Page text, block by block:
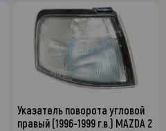
Указатель поворота угловой
правый (1996-1999 г.в.) MAZDA 2